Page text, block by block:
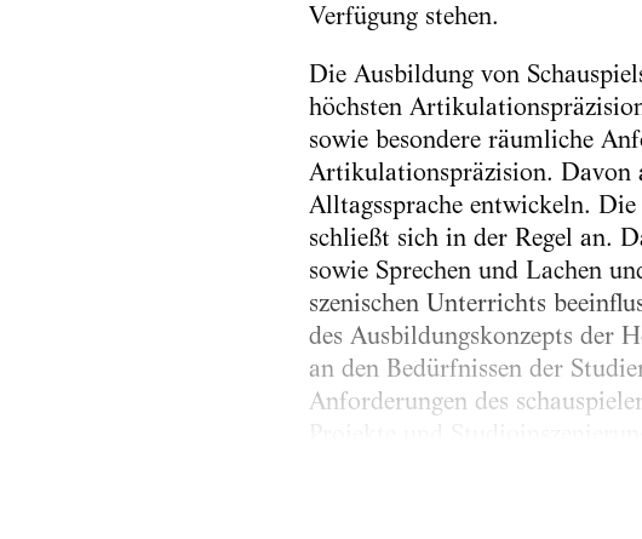
Verfügung stehen.
Die Ausbildung von
höchsten
sowie besondere räumliche
Artikulationspräzision. Davon
Alltagssprache entwickeln.
schließt sich in der Regel an.
sowie Sprechen und Lachen
szenischen Unterrichts
des Ausbildungskonzepts der
an den Bedürfnissen der
Anforderungen des